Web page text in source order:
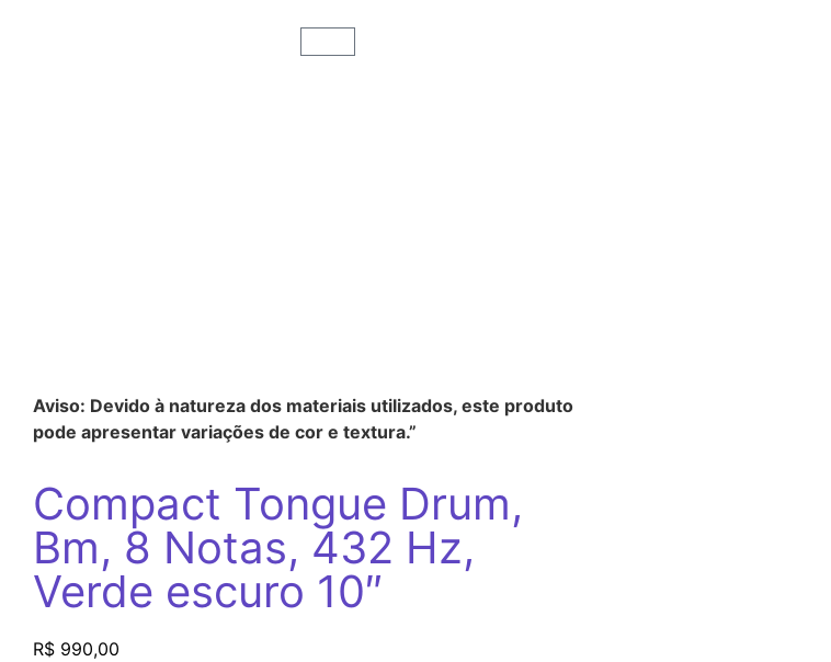
Aviso: Devido à natureza dos materiais utilizados, este produto
pode apresentar variações de cor e textura.”
Compact Tongue Drum,
Bm, 8 Notas, 432 Hz,
Verde escuro 10″
R$990,00